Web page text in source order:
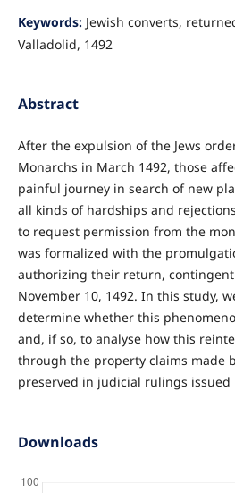
Keywords: Jewish converts,
Valladolid, 1492
Abstract
After the expulsion of the Jews
Monarchs in March 1492, those
painful journey in search of new
all kinds of hardships and
to request permission from the
was formalized with the
authorizing their return,
November 10, 1492. In this study,
determine whether this
and, if so, to analyse how this
through the property claims made
preserved in judicial rulings issued
Downloads